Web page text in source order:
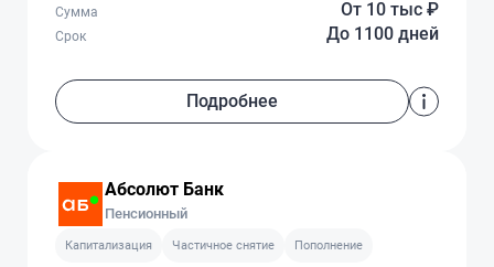
От 10 тыс ₽
Сумма
До 1100 дней
Срок
Подробнее
Абсолют Банк
Пенсионный
Капитализация Частичное снятие Пополнение